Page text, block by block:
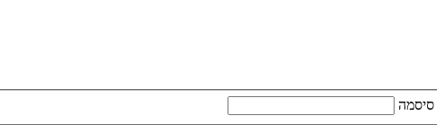
סיסמה